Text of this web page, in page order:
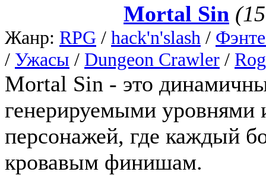
Mortal Sin
Жанр: RPG / hack'n'slash /
/ Ужасы / Dungeon Crawler /
Mortal Sin - это
генерируемыми уровнями
персонажей, где каждый
кровавым финишам.